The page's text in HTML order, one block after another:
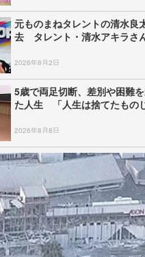
元ものまねタレントの清水良
去 タレント・清水アキラさ
2026年8月2日
5歳で両足切断、差別や困難
た人生 「人生は捨てたもの
2026年8月8日